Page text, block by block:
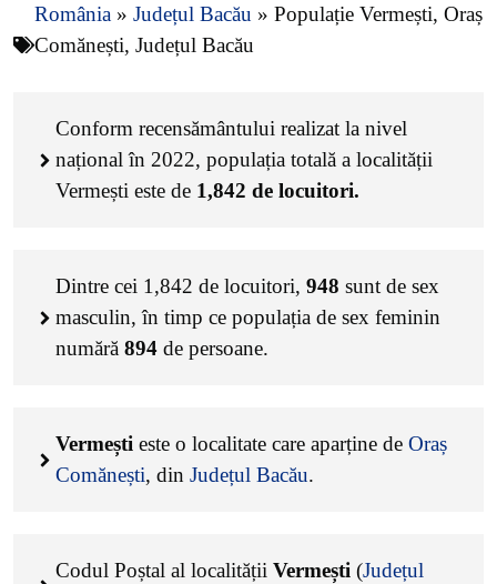
România » Județul Bacău » Populație Vermești, Oraș
Comănești, Județul Bacău
Conform recensământului realizat la nivel
național în 2022, populația totală a localității
Vermești este de 1,842 de locuitori.
Dintre cei 1,842 de locuitori, 948 sunt de sex
masculin, în timp ce populația de sex feminin
numără 894 de persoane.
Vermești este o localitate care aparține de Oraș
Comănești, din Județul Bacău.
Codul Poștal al localității Vermești (Județul